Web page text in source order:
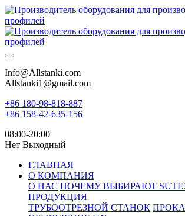
Info@Allstanki.com
Allstanki1@gmail.com
+86 180-98-818-887
+86 158-42-635-156
08:00-20:00
Нет Выходный
ГЛАВНАЯ
О КОМПАНИЯ
О НАС ПОЧЕМУ ВЫБИРАЮТ
ПРОДУКЦИЯ
ТРУБООТРЕЗНОЙ СТАНОК